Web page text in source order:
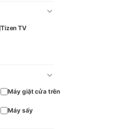
Tizen TV
Máy giặt cửa trên
Máy sấy